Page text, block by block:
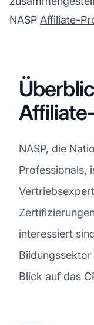
NASP Affiliate-
NASP, die
Professionals,
interessiert
Blick auf das